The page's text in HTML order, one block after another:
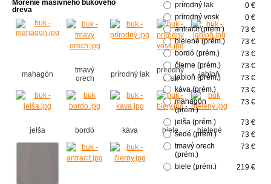
Morenie masívneho bukového
dreva
mahagón
tmavý
orech
prírodný lak
prírodný
vosk
jabloň
jelša bordó káva biele bielené
prírodný lak
0 €
prírodný vosk
0 €
antracit (prém.)
73 €
bielené (prém.)
73 €
bordó (prém.)
73 €
čierne (prém.)
73 €
jabloň (prém.)
73 €
káva (prém.)
73 €
mahagon
(prém.)
73 €
jelša (prém.)
73 €
šedé (prém.)
73 €
tmavý orech
(prém.)
73 €
biele (prém.) 219 €